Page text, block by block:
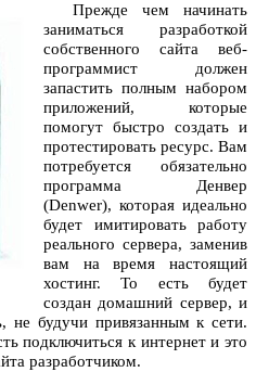
Прежде чем начинать
заниматься разработкой
собственного сайта веб-
программист должен
запастить полным набором
приложений, которые
помогут быстро создать и
протестировать ресурс. Вам
потребуется обязательно
программа Денвер
(Denwer), которая идеально
будет имитировать работу
реального сервера, заменив
вам на время настоящий
хостинг. То есть будет
создан домашний сервер, и
не будучи привязанным к сети.
подключиться к интернет и это
разработчиком.